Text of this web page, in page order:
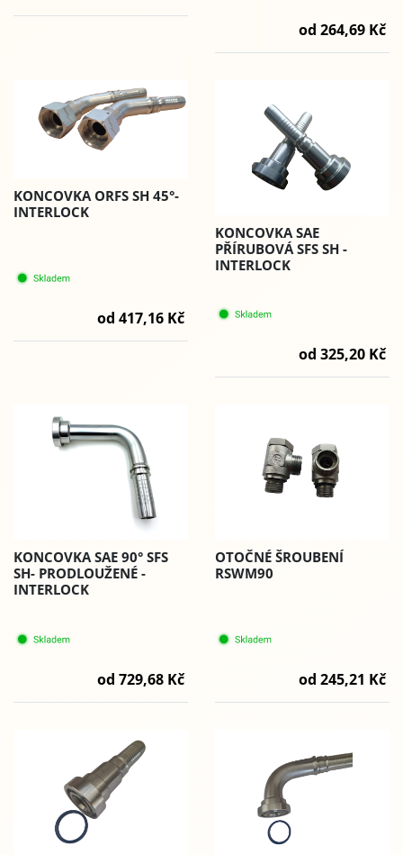
od 264,69 Kč
KONCOVKA ORFS SH 45°-
INTERLOCK
od 417,16 Kč
KONCOVKA SAE
PŘÍRUBOVÁ SFS SH -
INTERLOCK
od 325,20 Kč
KONCOVKA SAE 90° SFS
SH- PRODLOUŽENÉ -
INTERLOCK
od 729,68 Kč
OTOČNÉ ŠROUBENÍ
RSWM90
od 245,21 Kč